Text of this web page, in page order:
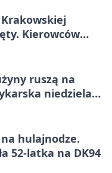
Kierowców
ruszą na
niedziela
hulajnodze.
52-latka na DK94